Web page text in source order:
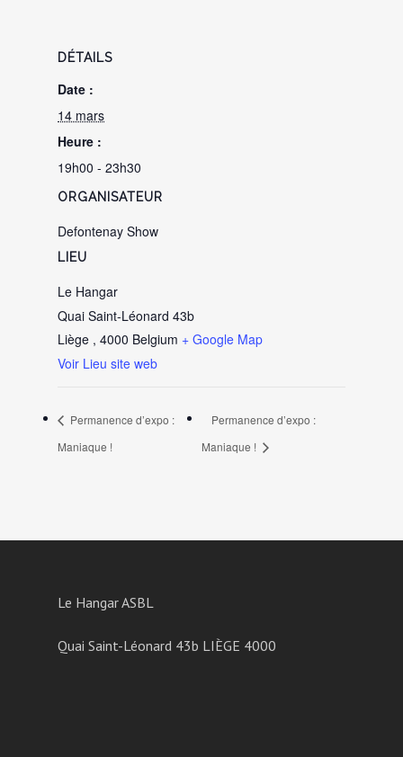
DÉTAILS
Date :
14 mars
Heure :
19h00 - 23h30
LIEU
Le Hangar
Quai Saint-Léonard 43b
Liège , 4000 Belgium + Google Map
Voir Lieu site web
ORGANISATEUR
Defontenay Show
Permanence d’expo :
Maniaque !
Permanence d’expo :
Maniaque !
Le Hangar ASBL
Quai Saint-Léonard 43b LIÈGE 4000